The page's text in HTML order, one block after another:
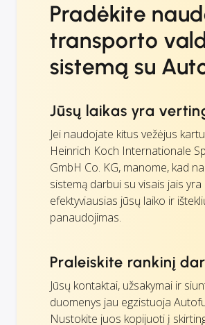
Pradėkite
transporto
sistemą su
Jūsų laikas yra
Jei naudojate kitus vežėjus
Heinrich Koch Internationale
GmbH Co. KG, manome, kad
sistemą darbui su visais jais yra
efektyviausias jūsų laiko ir
panaudojimas.
Praleiskite rankinį
Jūsų kontaktai, užsakymai ir
duomenys jau egzistuoja
Nustokite juos kopijuoti į